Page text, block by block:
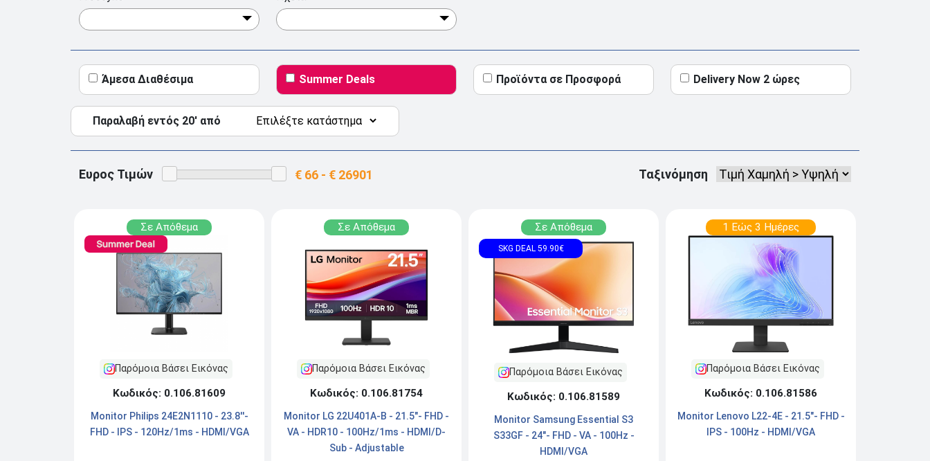
Άμεσα Διαθέσιμα Summer Deals Προϊόντα σε Προσφορά Delivery Now 2 ώρες
Παραλαβή εντός 20' από
Ευρος Τιμών Ταξινόμηση
Σε Απόθεμα
Παρόμοια Βάσει Εικόνας
Κωδικός: 0.106.81609
Monitor Philips 24E2N1110 - 23.8''-
FHD - IPS - 120Hz/1ms - HDMI/VGA
Σε Απόθεμα
Παρόμοια Βάσει Εικόνας
Κωδικός: 0.106.81754
Monitor LG 22U401A-B - 21.5"- FHD -
VA - HDR10 - 100Hz/1ms - HDMI/D-
Sub - Adjustable
Σε Απόθεμα
SKG DEAL 59.90€
Παρόμοια Βάσει Εικόνας
Κωδικός: 0.106.81589
Monitor Samsung Essential S3
S33GF - 24"- FHD - VA - 100Hz -
HDMI/VGA
1 Εώς 3 Ημέρες
Παρόμοια Βάσει Εικόνας
Κωδικός: 0.106.81586
Monitor Lenovo L22-4E - 21.5"- FHD -
IPS - 100Hz - HDMI/VGA